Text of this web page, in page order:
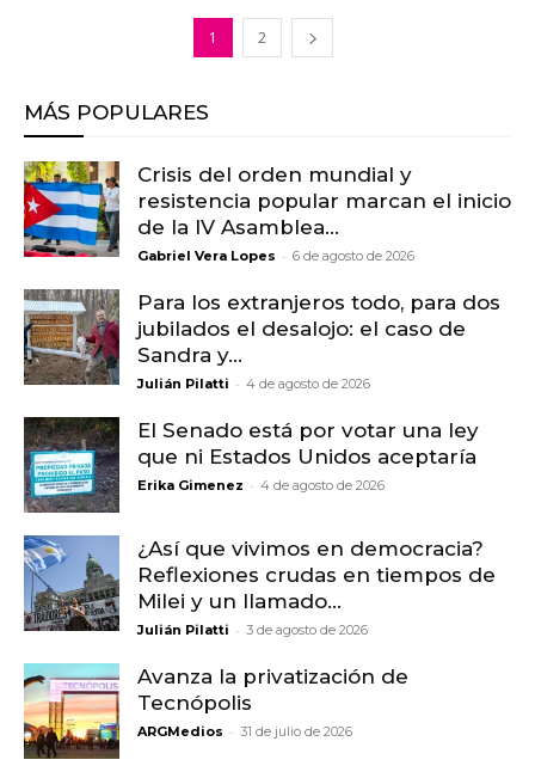
1 2
MÁS POPULARES
Crisis del orden mundial y
resistencia popular marcan el inicio
de la IV Asamblea...
Gabriel Vera Lopes - 6 de agosto de 2026
Para los extranjeros todo, para dos
jubilados el desalojo: el caso de
Sandra y...
Julián Pilatti - 4 de agosto de 2026
El Senado está por votar una ley
que ni Estados Unidos aceptaría
Erika Gimenez - 4 de agosto de 2026
¿Así que vivimos en democracia?
Reflexiones crudas en tiempos de
Milei y un llamado...
Julián Pilatti - 3 de agosto de 2026
Avanza la privatización de
Tecnópolis
ARGMedios - 31 de julio de 2026